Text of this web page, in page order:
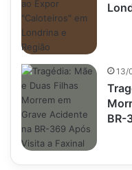
13/
BR-